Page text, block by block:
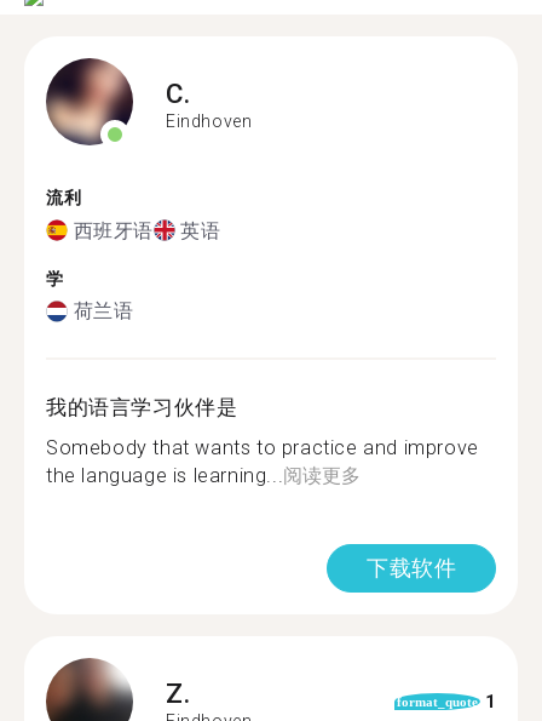
C.
Eindhoven
流利
西班牙语 英语
学
荷兰语
我的语言学习伙伴是
Somebody that wants to practice and improve
the language is learning...阅读更多
下载软件
Z. format_quote 1